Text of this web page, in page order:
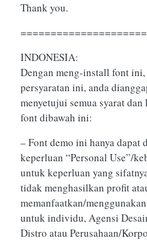
Thank you.
INDONESIA:
Dengan meng-install font ini,
persyaratan ini, anda
menyetujui semua syarat
font dibawah ini:
– Font demo ini hanya dapat
keperluan “Personal Use”/
untuk keperluan yang
tidak menghasilkan profit
memanfaatkan/
untuk individu, Agensi
Distro atau Perusahaan/